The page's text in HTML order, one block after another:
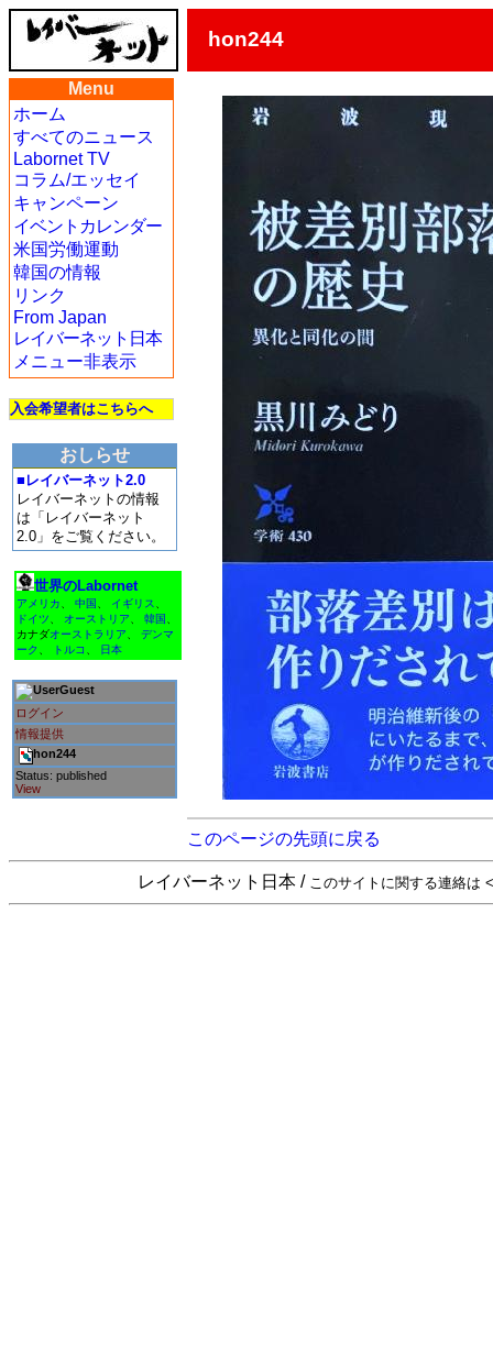
hon244
Menu
ホーム
すべてのニュース
Labornet TV
コラム/エッセイ
キャンペーン
イベントカレンダー
米国労働運動
韓国の情報
リンク
From Japan
レイバーネット日本
メニュー非表示
入会希望者はこちらへ
おしらせ
■レイバーネット2.0
レイバーネットの情報
は「レイバーネット
2.0」をご覧ください。
世界のLabornet
アメリカ 中国 イギリス
ドイツ
オーストリア 韓国
カナダオーストラリア
デンマ
ーク
トルコ 日本
Guest
ログイン
情報提供
hon244
Status: published
View
このページの先頭に戻る
レイバーネット日本 / このサイトに関する連絡は